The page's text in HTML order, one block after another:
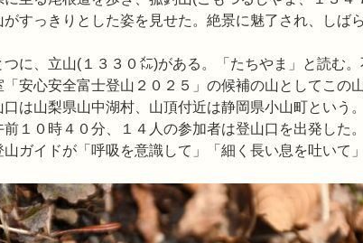
すっきりとした姿を見せた。絶景に魅了され、しば
に、立山(１３３０㍍)がある。「たちやま」と読む
安心安全富士登山２０２５」の候補の山としてこの
は山梨県山中湖村、山頂付近は静岡県小山町という。
１０時４０分、１４人の参加者は登山口を出発した
ガイドが「呼吸を意識して」「細く長い息を吐いて